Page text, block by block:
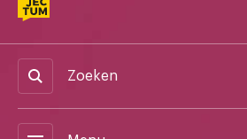
Zoeken